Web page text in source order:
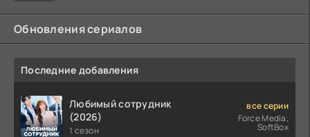
Обновления сериалов
Последние добавления
Любимый сотрудник
(2026)
1 сезон
все серии
Force Media,
SoftBox